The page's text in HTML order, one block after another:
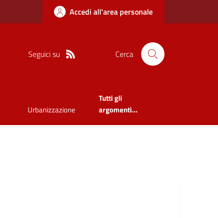
Accedi all'area personale
Seguici su Cerca
Urbanizzazione
Tutti gli
argomenti...